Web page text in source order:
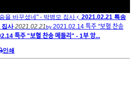
을 바꾸셨네" - 박병모 집사
2021.02.21 특송
집사 2021.02.21by 2021.02.14 특주 "보혈 찬송
특주 "보혈 찬송 메들리" - 1부 앙...
인쇄